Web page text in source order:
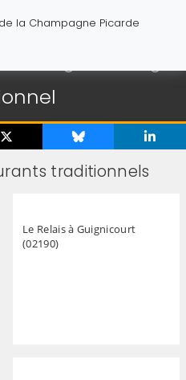
la Champagne Picarde
traditionnels
Le Relais à Guignicourt
(02190)